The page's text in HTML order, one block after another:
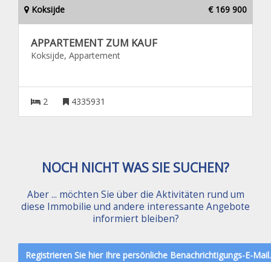
Koksijde € 169 900
APPARTEMENT ZUM KAUF
Koksijde, Appartement
2 4335931
NOCH NICHT WAS SIE SUCHEN?
Aber ... möchten Sie über die Aktivitäten rund um
diese Immobilie und andere interessante Angebote
informiert bleiben?
Registrieren Sie hier Ihre persönliche Benachrichtigungs-E-Mail.